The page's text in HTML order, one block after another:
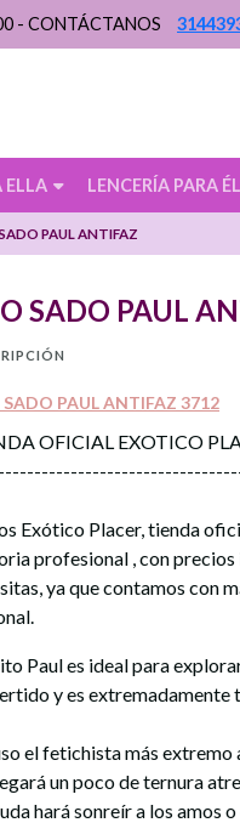
ELLA LENCERÍA PARA ÉL
- CONTÁCTANOS
PAUL ANTIFAZ
SADO PAUL
SADO PAUL ANTIFAZ 3712
OFICIAL EXOTICO
Exótico Placer, tienda
profesional , con
ya que contamos con
Paul es ideal para
y es extremadamente
el fetichista más extremo
un poco de ternura
hará sonreír a los amos